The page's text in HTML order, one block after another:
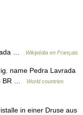
… Wikipédia en Français
name Pedra Lavrada
BR …
World countries
in einer Druse aus